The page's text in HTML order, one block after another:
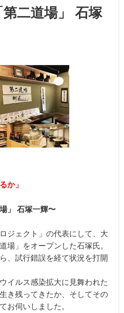
二道場」 石塚
か」
」 石塚一輝〜
ジェクト」の代表にして、大
場」をオープンした石塚氏。
、試行錯誤を経て状況を打開
イルス感染拡大に見舞われた
き残ってきたか、そしてその
お伺いしました。